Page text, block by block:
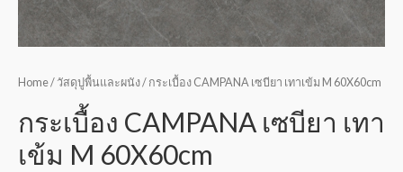
Home/ วัสดุปูพื้นและผนัง/ กระเบื้อง CAMPANA เซบียา เทาเข้ม M 60X60cm
กระเบื้อง CAMPANA เซบียา เทา
เข้ม M 60X60cm